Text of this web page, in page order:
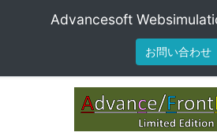
Advancesoft
お問い合わせ